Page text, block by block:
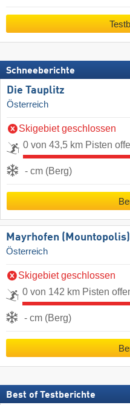
Schneeberichte
Die Tauplitz
Österreich
Skigebiet geschlossen
0 von 43,5 km Pisten
- cm (Berg)
Mayrhofen (Mountopolis)
Österreich
Skigebiet geschlossen
0 von 142 km Pisten
- cm (Berg)
Best of Testberichte